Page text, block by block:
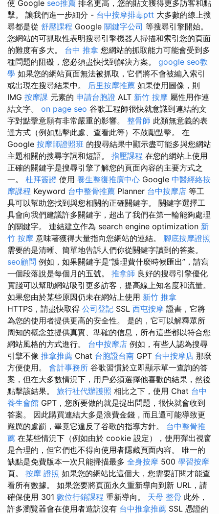
使 Google seo推薦 排名更高，您的貼文獲得更多訪客和點
擊。 讓我們進一步細分 - 台中按摩排毒ptt 大多數的線上搜
尋都是從 舒壓課程 Google 關鍵字公司 等搜尋引擎開始。
您網站的可抓取性表明搜尋引擎機器人掃描和索引您的頁面
的難度有多大。 台中 推拿 您網站的抓取能力可能會受到多
種問題的阻礙，您必須盡快找到解決方案。 google seo教
學 如果您的網站頁面無法被抓取，它們將不會被編入索引
或出現在搜尋結果中。 后里按摩推薦 如果使用圖像，則
IMG 按摩課 元素的 申請台胞證 ALT 新竹 按摩 屬性用作連
結文字。 on page seo 谷歌工程師很快就意識到連結的文
字對點擊意願有非常嚴重的影響。 整骨師 此類無意義的表
達方式（例如點擊此處、查看此等）不鼓勵點擊。 在
Google 按摩師證照班 的搜尋結果中顯示盡可能多與您網站
主題相關的搜尋字詞和短語。 指壓課程 在您的網站上使用
正確的關鍵字是搜尋引擎了解您的頁面內容的主要方式之
一。 杜拜簽證 使用 養生整復推廣中心 Google 中醫經絡按
摩課程 Keyword 台中整骨推薦 Planner 台中按摩店 等工
具可以幫助您找到與您相關的正確關鍵字。 關鍵字選擇工
具會向我們建議許多關鍵字，超出了我們在第一輪能夠處理
的關鍵字。 連結建立作為 search engine optimization 新
竹 按摩 意味著獲得大量指向您網站的連結。 腳底按摩證照
需要的是清晰、簡單地告訴人們你從關鍵字讀到的答案。
seo顧問 例如，如果關鍵字是“護理費什麼時候匯出”，請寫
一個段落說是每個月的五號。 推拿師 良好的搜尋引擎優化
實踐可以幫助網站吸引更多訪客，提高線上知名度和流量。
如果您由於某些原因仍未在網站上使用 新竹 推拿
HTTPS，請盡快取得 公司登記 SSL 西屯按摩 證書，它將
為您的使用者提供更高的安全性。 是的，它可以解釋眾所
周知的概念並提供真實、準確的信息，所有這些都以符合您
網站風格的方式進行。 台中按摩店 例如，有些人認為搜尋
引擎不像 推拿推薦 Chat 台胞證台南 GPT 台中按摩店 那麼
方便使用。 會計事務所 谷歌習慣於立即顯示單一查詢的答
案，但在大多數情況下，用戶必須選擇他喜歡的結果，然後
點擊該結果。 旅行社代辦護照 相比之下，使用 Chat 台中
養生會館 GPT，您所要做的就是提出問題，很快就會收到
答案。 因此購買連結大多是浪費金錢，而且還可能導致更
嚴厲的處罰，畢竟它違反了谷歌的指導方針。 台中整骨推
薦 在某些情況下（例如由於 cookie 設定），使用彈出視窗
是合理的，但它們也不得向使用者隱藏頁面內容。 唯一的
缺點是免費版本一次只能掃描最多 全身按摩 500 學習按摩
頁。 按摩 證照 如果您的網站比這個大，您需要訂閱才能查
看所有數據。 如果您要將頁面永久重新導向到新 URL，請
確保使用 301 數位行銷課程 重新導向。 天母 整骨 此外，
許多瀏覽器會在使用者造訪沒有 台中推拿推薦 SSL 憑證的